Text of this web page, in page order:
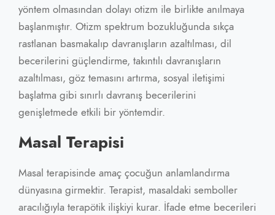
yöntem olmasından dolayı otizm ile birlikte anılmaya
başlanmıştır. Otizm spektrum bozukluğunda sıkça
rastlanan basmakalıp davranışların azaltılması, dil
becerilerini güçlendirme, takıntılı davranışların
azaltılması, göz temasını artırma, sosyal iletişimi
başlatma gibi sınırlı davranış becerilerini
genişletmede etkili bir yöntemdir.
Masal Terapisi
Masal terapisinde amaç çocuğun anlamlandırma
dünyasına girmektir. Terapist, masaldaki semboller
aracılığıyla terapötik ilişkiyi kurar. İfade etme becerileri